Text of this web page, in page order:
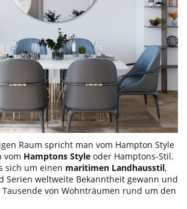
Raum spricht man vom Hampton Style
vom Hamptons Style oder Hamptons-Stil.
sich um einen maritimen Landhausstil,
Serien weltweite Bekanntheit gewann und
von Wohnträumen rund um den